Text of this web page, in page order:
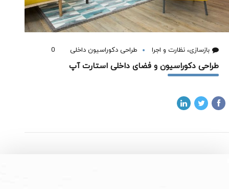
بازسازی، نظارت و اجرا طراحی دکوراسیون داخلی 0
طراحی دکوراسیون و فضای داخلی استارت آپ